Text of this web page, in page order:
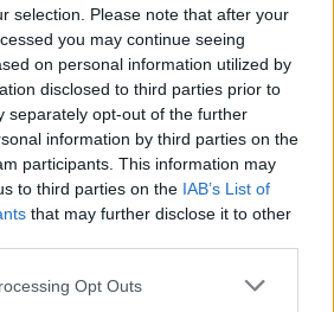
selection. Please note that after your
you may continue seeing
on personal information utilized by
disclosed to third parties prior to
separately opt-out of the further
information by third parties on the
participants. This information may
to third parties on the IAB’s List of
that may further disclose it to other
Opt Outs